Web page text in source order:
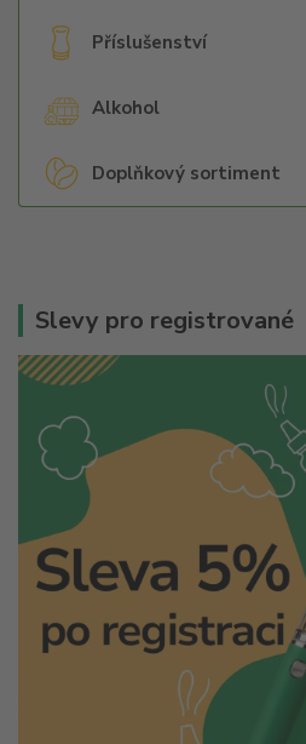
Příslušenství
Alkohol
Doplňkový sortiment
Slevy pro registrované